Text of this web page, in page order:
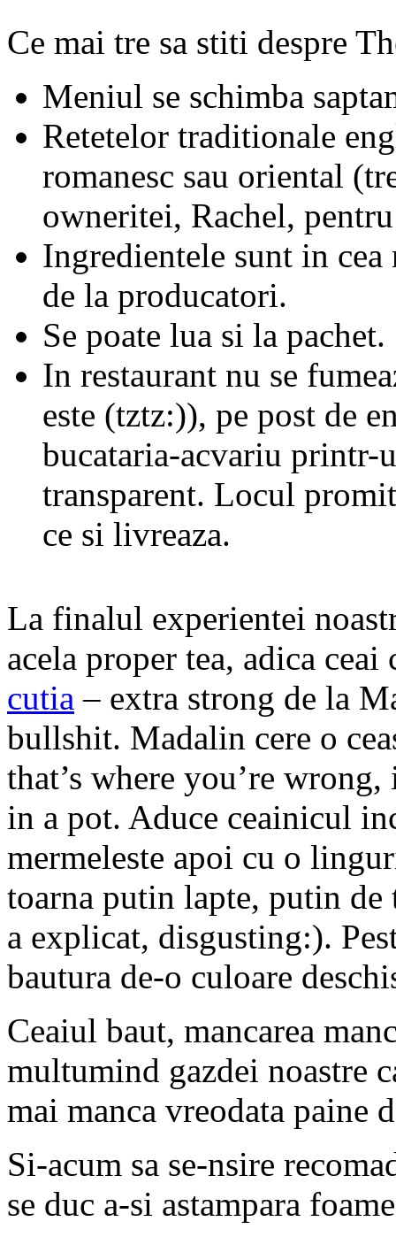
Ce mai tre sa stiti despre
Meniul se schimba
Retetelor traditionale
romanesc sau oriental
owneritei, Rachel,
Ingredientele sunt in
de la producatori.
Se poate lua si la pachet.
In restaurant nu se
este (tztz:)), pe post de
bucataria-acvariu printr-
transparent. Locul
ce si livreaza.
La finalul experientei
acela proper tea, adica
cutia – extra strong de la
bullshit. Madalin cere o
that’s where you’re
in a pot. Aduce ceainicul
mermeleste apoi cu o
toarna putin lapte, putin
a explicat, disgusting:).
bautura de-o culoare
Ceaiul baut, mancarea
multumind gazdei noastre
mai manca vreodata paine
Si-acum sa se-nsire
se duc a-si astampara